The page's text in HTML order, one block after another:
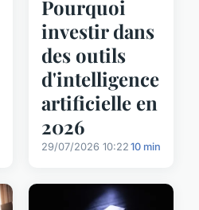
Pourquoi
investir dans
des outils
d'intelligence
artificielle en
2026
29/07/2026 10:22 10 min